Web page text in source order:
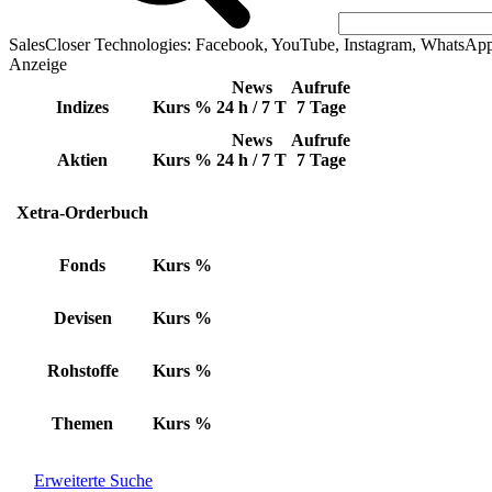
SalesCloser Technologies: Facebook, YouTube, Instagram,
Anzeige
Indizes Kurs %
News
24 h / 7 T
Aufrufe
7 Tage
Aktien Kurs %
News
24 h / 7 T
Aufrufe
7 Tage
Xetra-Orderbuch
Fonds Kurs %
Devisen Kurs %
Rohstoffe Kurs %
Themen Kurs %
Erweiterte Suche